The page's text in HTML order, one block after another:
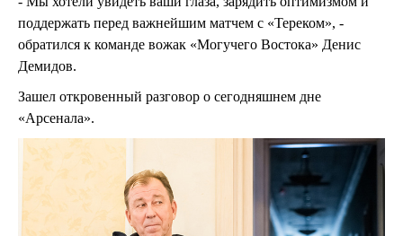
поддержать перед важнейшим матчем с «Тереком», -
обратился к команде вожак «Могучего Востока» Денис
Демидов.
Зашел откровенный разговор о сегодняшнем дне
«Арсенала».